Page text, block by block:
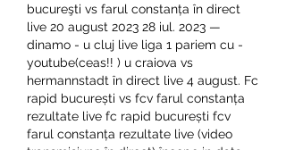
bucureşti vs farul constanța în direct
live 20 august 2023 28 iul. 2023 —
dinamo - u cluj live liga 1 pariem cu -
youtube(ceas!! ) u craiova vs
hermannstadt în direct live 4 august. Fc
rapid bucurești vs fcv farul constanța
rezultate live fc rapid bucurești fcv
farul constanța rezultate live (video